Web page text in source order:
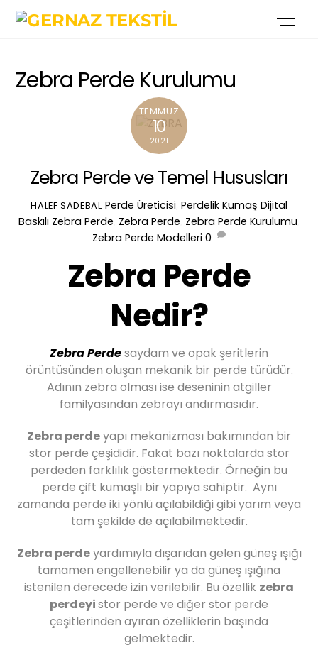
Skip
Zebra Perde Kurulumu
TEMMUZ
10
2021
Zebra Perde ve Temel Hususları
HALEF SADEBAL Perde Üreticisi Perdelik Kumaş Dijital
Baskılı Zebra Perde Zebra Perde Zebra Perde Kurulumu
Zebra Perde Modelleri 0
Zebra Perde
Nedir?
Zebra Perdesaydam ve opak şeritlerin
örüntüsünden oluşan mekanik bir perde türüdür.
Adının zebra olması ise deseninin atgiller
familyasından zebrayı andırmasıdır.
Zebra perdeyapı mekanizması bakımından bir
stor perde çeşididir. Fakat bazı noktalarda stor
perdeden farklılık göstermektedir. Örneğin bu
perde çift kumaşlı bir yapıya sahiptir. Aynı
zamanda perde iki yönlü açılabildiği gibi yarım veya
tam şekilde de açılabilmektedir.
Zebra perdeyardımıyla dışarıdan gelen güneş ışığı
tamamen engellenebilir ya da güneş ışığına
istenilen derecede izin verilebilir. Bu özellik zebra
perdeyistor perde ve diğer stor perde
çeşitlerinden ayıran özelliklerin başında
gelmektedir.
Back
To